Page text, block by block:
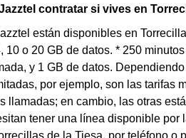
contratar si vives en
están disponibles en
10 o 20 GB de datos. * 250
y 1 GB de datos.
por ejemplo, son las tarifas
llamadas; en cambio, las otras
tener una línea disponible
de la Tiesa, por teléfono o